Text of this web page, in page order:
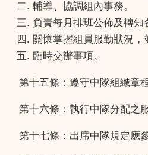
輔導、協調組內事務。
負責每月排班公佈及轉知
關懷掌握組員服勤狀況，
臨時交辦事項。
第十五條：遵守中隊組織章
第十六條：執行中隊分配之
第十七條：出席中隊規定應